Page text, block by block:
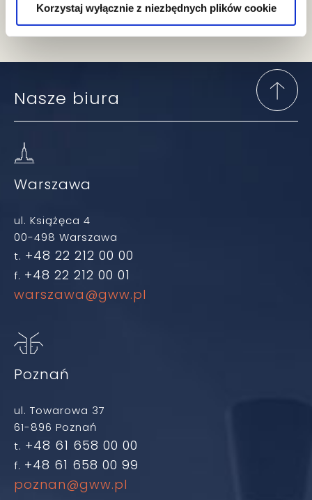
Korzystaj wyłącznie z niezbędnych plików cookie
Nasze biura
Warszawa
ul. Książęca 4
00-498 Warszawa
t. +48 22 212 00 00
f. +48 22 212 00 01
warszawa@gww.pl
Poznań
ul. Towarowa 37
61-896 Poznań
t. +48 61 658 00 00
f. +48 61 658 00 99
poznan@gww.pl